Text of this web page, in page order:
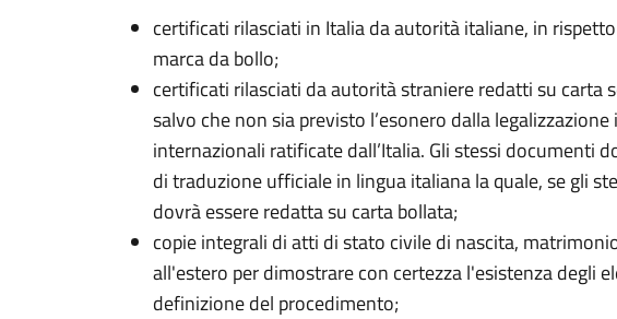
certificati rilasciati in Italia da autorità italiane, in
marca da bollo;
certificati rilasciati da autorità straniere redatti su carta
salvo che non sia previsto l’esonero dalla
internazionali ratificate dall’Italia. Gli stessi documenti
di traduzione ufficiale in lingua italiana la quale, se gli
dovrà essere redatta su carta bollata;
copie integrali di atti di stato civile di nascita,
all'estero per dimostrare con certezza l'esistenza degli
definizione del procedimento;